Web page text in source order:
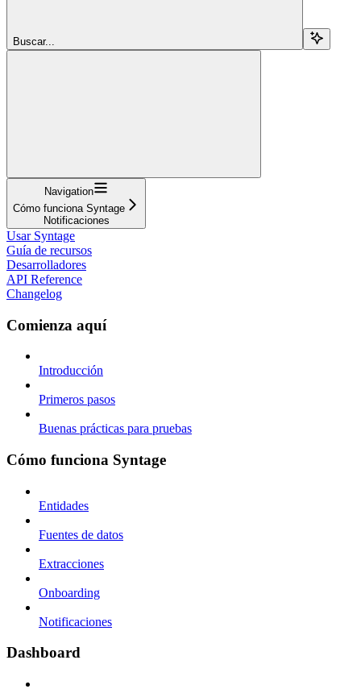
Buscar...
Navigation
Cómo funciona Syntage
Notificaciones
Usar Syntage
Guía de recursos
Desarrolladores
API Reference
Changelog
Comienza aquí
Introducción
Primeros pasos
Buenas prácticas para pruebas
Cómo funciona Syntage
Entidades
Fuentes de datos
Extracciones
Onboarding
Notificaciones
Dashboard